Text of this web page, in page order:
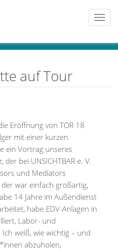
auf Tour
Eröffnung von TOR 18
mit einer kurzen
ein Vortrag unseres
der bei UNSICHTBAR e. V.
und Mediators
war einfach großartig,
14 Jahre im Außendienst
habe EDV-Anlagen in
Labor- und
weiß, wie wichtig – und
abzuholen,